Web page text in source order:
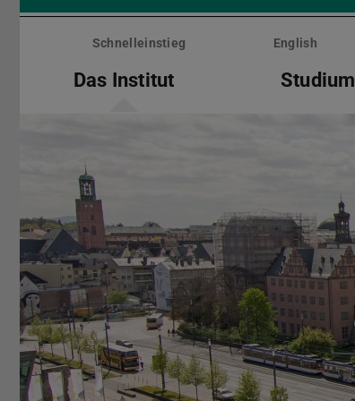
Menü
überspringenSchnelleinstieg English
Das Institut Studium